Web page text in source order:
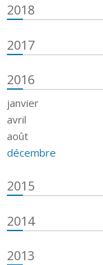
2018
2017
2016
janvier
avril
août
décembre
2015
2014
2013